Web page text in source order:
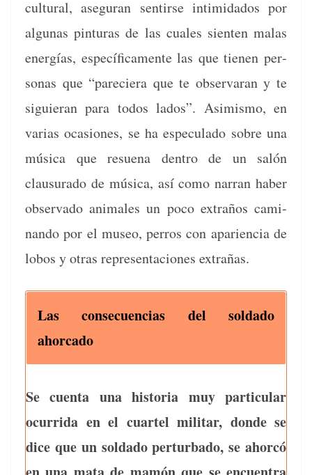
cul­tur­al, ase­gu­ran sen­tirse intim­i­da­dos por
algu­nas pin­turas de las cuales sien­ten malas
energías, especí­fi­ca­mente las que tienen per­
sonas que “pareciera que te obser­varan y te
sigu­ier­an para todos lados”. Asimis­mo, en
varias oca­siones, se ha espec­u­la­do sobre una
músi­ca que resue­na den­tro de un salón
clausura­do de músi­ca, así como nar­ran haber
obser­va­do ani­males un poco extraños cam­i­
nan­do por el museo, per­ros con apari­en­cia de
lobos y otras rep­re­senta­ciones extrañas.
Las con­se­cuen­cias del sol­da­do
ahorcado
Se cuen­ta una his­to­ria muy par­tic­u­lar
ocur­ri­da en el cuar­tel mil­i­tar, donde se
dice que un sol­da­do per­tur­ba­do, se ahor­có